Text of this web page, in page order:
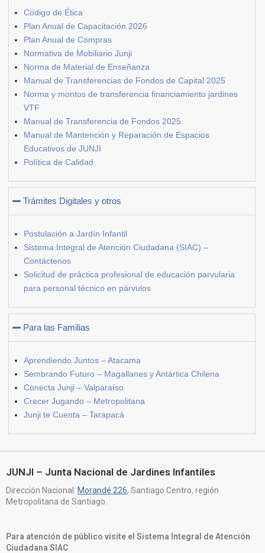
Código de Ética
Plan Anual de Capacitación 2026
Plan Anual de Compras
Normativa de Mobiliario Junji
Norma de Material de Enseñanza
Manual de Transferencias de Fondos de Capital 2025
Norma y montos de transferencia financiamiento jardines
VTF
Manual de Transferencia de Fondos 2025
Manual de Mantención y Reparación de Espacios
Educativos de JUNJI
Política de Calidad
Trámites Digitales y otros
Postulación a Jardín Infantil
Sistema Integral de Atención Ciudadana (SIAC) –
Contáctenos
Solicitud de práctica profesional de educación parvularia
para personal técnico en párvulos
Para las Familias
Aprendiendo Juntos – Atacama
Sembrando Futuro – Magallanes y Antártica Chilena
Conecta Junji – Valparaíso
Crecer Jugando – Metropolitana
Junji te Cuenta – Tarapacá
JUNJI – Junta Nacional de Jardines Infantiles
Dirección Nacional: Morandé 226, Santiago Centro, región
Metropolitana de Santiago.
Para atención de público visite el Sistema Integral de Atención
Ciudadana SIAC